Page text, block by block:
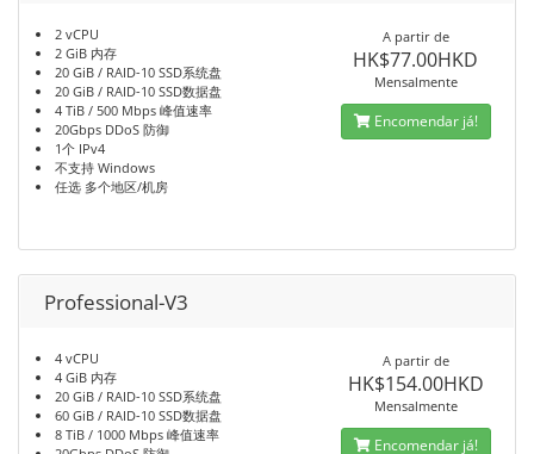
2 vCPU
2 GiB 内存
20 GiB / RAID-10 SSD系统盘
20 GiB / RAID-10 SSD数据盘
4 TiB / 500 Mbps 峰值速率
20Gbps DDoS 防御
1个 IPv4
不支持 Windows
任选 多个地区/机房
A partir de
HK$77.00HKD
Mensalmente
Encomendar já!
Professional-V3
4 vCPU
4 GiB 内存
20 GiB / RAID-10 SSD系统盘
60 GiB / RAID-10 SSD数据盘
8 TiB / 1000 Mbps 峰值速率
A partir de
HK$154.00HKD
Mensalmente
Encomendar já!